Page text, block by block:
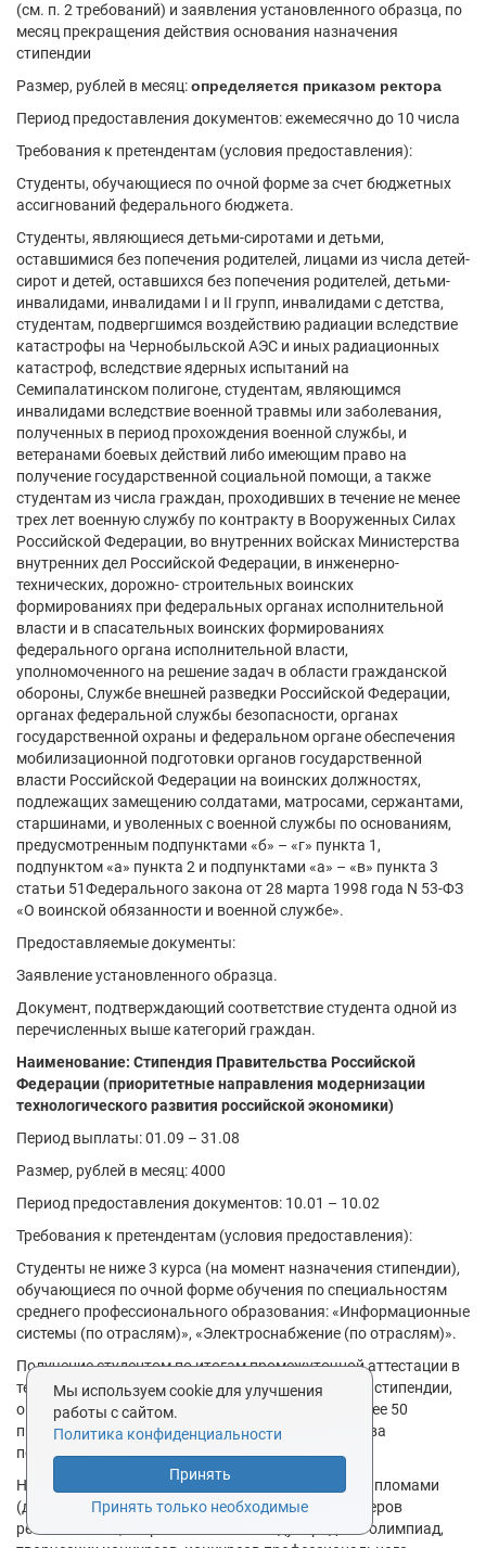
(см. п. 2 требований) и заявления установленного образца, по
месяц прекращения действия основания назначения
стипендии
Размер, рублей в месяц:определяется приказом ректора
Период предоставления документов: ежемесячно до 10 числа
Требования к претендентам (условия предоставления):
Студенты, обучающиеся по очной форме за счет бюджетных
ассигнований федерального бюджета.
Студенты, являющиеся детьми-сиротами и детьми,
оставшимися без попечения родителей, лицами из числа детей-
сирот и детей, оставшихся без попечения родителей, детьми-
инвалидами, инвалидами I и II групп, инвалидами с детства,
студентам, подвергшимся воздействию радиации вследствие
катастрофы на Чернобыльской АЭС и иных радиационных
катастроф, вследствие ядерных испытаний на
Семипалатинском полигоне, студентам, являющимся
инвалидами вследствие военной травмы или заболевания,
полученных в период прохождения военной службы, и
ветеранами боевых действий либо имеющим право на
получение государственной социальной помощи, а также
студентам из числа граждан, проходивших в течение не менее
трех лет военную службу по контракту в Вооруженных Силах
Российской Федерации, во внутренних войсках Министерства
внутренних дел Российской Федерации, в инженерно-
технических, дорожно- строительных воинских
формированиях при федеральных органах исполнительной
власти и в спасательных воинских формированиях
федерального органа исполнительной власти,
уполномоченного на решение задач в области гражданской
обороны, Службе внешней разведки Российской Федерации,
органах федеральной службы безопасности, органах
государственной охраны и федеральном органе обеспечения
мобилизационной подготовки органов государственной
власти Российской Федерации на воинских должностях,
подлежащих замещению солдатами, матросами, сержантами,
старшинами, и уволенных с военной службы по основаниям,
предусмотренным подпунктами «б» – «г» пункта 1,
подпунктом «а» пункта 2 и подпунктами «а» – «в» пункта 3
статьи 51Федерального закона от 28 марта 1998 года N 53-ФЗ
«О воинской обязанности и военной службе».
Предоставляемые документы:
Заявление установленного образца.
Документ, подтверждающий соответствие студента одной из
перечисленных выше категорий граждан.
Наименование: Стипендия Правительства Российской
Федерации (приоритетные направления модернизации
технологического развития российской экономики)
Период выплаты: 01.09 – 31.08
Размер, рублей в месяц: 4000
Период предоставления документов: 10.01 – 10.02
Требования к претендентам (условия предоставления):
Студенты не ниже 3 курса (на момент назначения стипендии),
обучающиеся по очной форме обучения по специальностям
среднего профессионального образования: «Информационные
системы (по отраслям)», «Электроснабжение (по отраслям)».
Получение студентом по итогам промежуточной аттестации в
течение семестра, предшествующего назначению стипендии,
оценок «отлично» и «хорошо» при наличии не менее 50
процентов оценок «отлично» от общего количества
полученных оценок.
Наличие достижений в учебе, подтвержденных дипломами
(другими документами) победителей и (или) призеров
региональных, всероссийских и международных олимпиад,
Мы используем cookie для улучшения
работы с сайтом.
Политика конфиденциальности
Принять
Принять только необходимые